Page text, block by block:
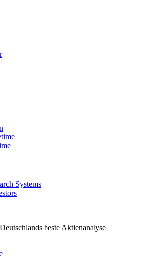
Systems
beste Aktienanalyse